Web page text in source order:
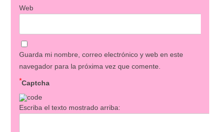
Web
Guarda mi nombre, correo electrónico y web en este
navegador para la próxima vez que comente.
Captcha
*
Escriba el texto mostrado arriba: